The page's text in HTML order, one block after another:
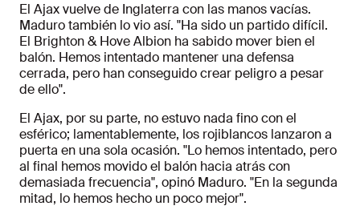
El Ajax vuelve de Inglaterra con las manos vacías.
Maduro también lo vio así. "Ha sido un partido difícil.
El Brighton & Hove Albion ha sabido mover bien el
balón. Hemos intentado mantener una defensa
cerrada, pero han conseguido crear peligro a pesar
de ello".
El Ajax, por su parte, no estuvo nada fino con el
esférico; lamentablemente, los rojiblancos lanzaron a
puerta en una sola ocasión. "Lo hemos intentado, pero
al final hemos movido el balón hacia atrás con
demasiada frecuencia", opinó Maduro. "En la segunda
mitad, lo hemos hecho un poco mejor".